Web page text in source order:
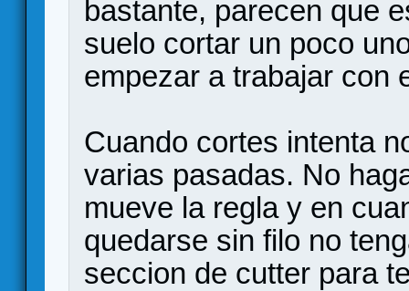
bastante, parecen que
suelo cortar un poco
empezar a trabajar con
Cuando cortes intenta
varias pasadas. No
mueve la regla y en
quedarse sin filo no
seccion de cutter para